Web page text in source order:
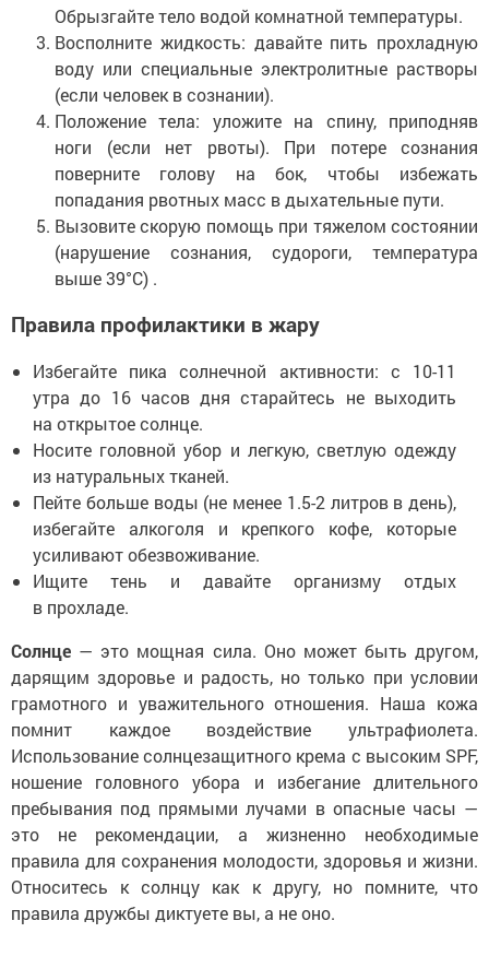
Обрызгайте тело водой комнатной температуры.
Восполните жидкость: давайте пить прохладную
воду или специальные электролитные растворы
(если человек в сознании).
Положение тела: уложите на спину, приподняв
ноги (если нет рвоты). При потере сознания
поверните голову на бок, чтобы избежать
попадания рвотных масс в дыхательные пути.
Вызовите скорую помощь при тяжелом состоянии
(нарушение сознания, судороги, температура
выше 39°C) .
Правила профилактики в жару
Избегайте пика солнечной активности: с 10-11
утра до 16 часов дня старайтесь не выходить
на открытое солнце.
Носите головной убор и легкую, светлую одежду
из натуральных тканей.
Пейте больше воды (не менее 1.5-2 литров в день),
избегайте алкоголя и крепкого кофе, которые
усиливают обезвоживание.
Ищите тень и давайте организму отдых
в прохладе.
Солнце — это мощная сила. Оно может быть другом,
дарящим здоровье и радость, но только при условии
грамотного и уважительного отношения. Наша кожа
помнит каждое воздействие ультрафиолета.
Использование солнцезащитного крема с высоким SPF,
ношение головного убора и избегание длительного
пребывания под прямыми лучами в опасные часы —
это не рекомендации, а жизненно необходимые
правила для сохранения молодости, здоровья и жизни.
Относитесь к солнцу как к другу, но помните, что
правила дружбы диктуете вы, а не оно.